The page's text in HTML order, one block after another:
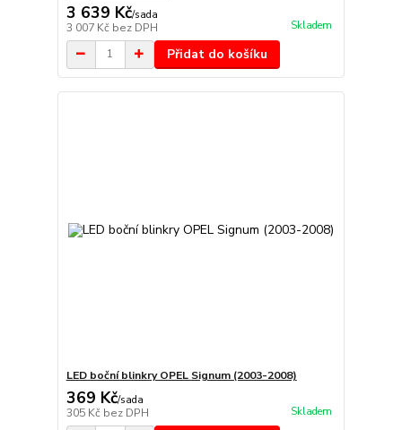
3 639 Kč/sada
3 007 Kč bez DPH Skladem
Přidat do košíku
LED boční blinkry OPEL Signum (2003-2008)
369 Kč/sada
305 Kč bez DPH Skladem